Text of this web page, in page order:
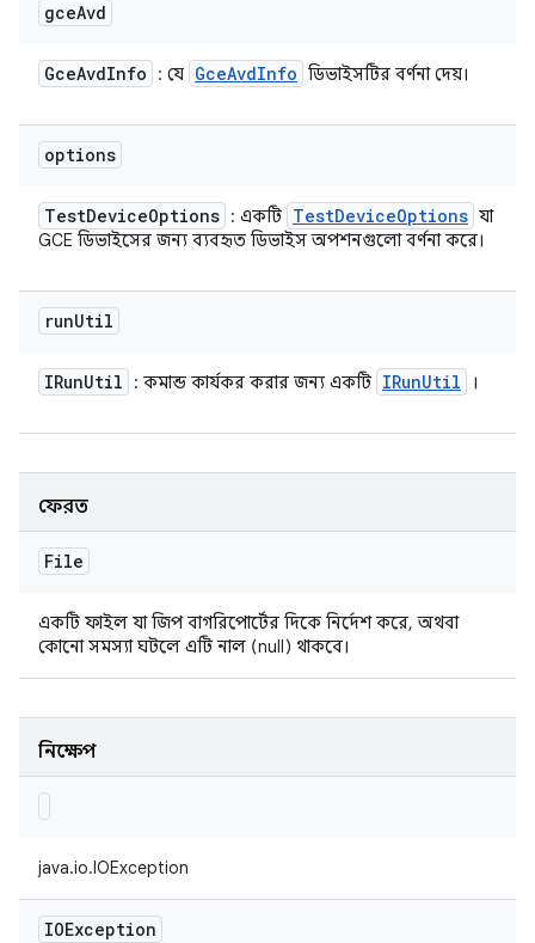
gceAvd
GceAvdInfo : যে GceAvdInfo ডিভাইসটির বর্ণনা দেয়।
options
TestDeviceOptions : একটি TestDeviceOptions যা
GCE ডিভাইসের জন্য ব্যবহৃত ডিভাইস অপশনগুলো বর্ণনা করে।
runUtil
IRunUtil : কমান্ড কার্যকর করার জন্য একটি IRunUtil ।
ফেরত
File
একটি ফাইল যা জিপ বাগরিপোর্টের দিকে নির্দেশ করে, অথবা
কোনো সমস্যা ঘটলে এটি নাল (null) থাকবে।
নিক্ষেপ
java.io.IOException
IOException